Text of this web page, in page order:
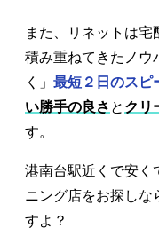
また、リネットは宅
積み重ねてきたノウ
く」 最短２日のスピ
い勝手の良さ と クリ
す。
港南台駅近くで安く
ニング店をお探しな
すよ？